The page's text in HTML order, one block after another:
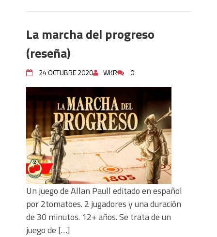
La marcha del progreso
(reseña)
24 OCTUBRE 2020 WKR 0
Un juego de Allan Paull editado en español
por 2tomatoes. 2 jugadores y una duración
de 30 minutos. 12+ años. Se trata de un
juego de […]